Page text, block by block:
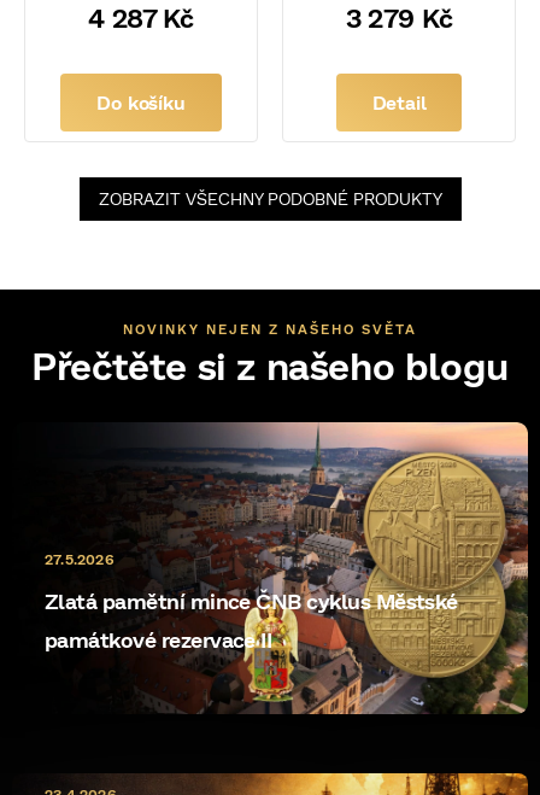
4 287 Kč
Do košíku
3 279 Kč
Detail
ZOBRAZIT VŠECHNY PODOBNÉ PRODUKTY
NOVINKY NEJEN Z NAŠEHO SVĚTA
Přečtěte si z našeho blogu
Zlatá pamětní mince ČNB cyklus Městské
památkové rezervace II
27.5.2026